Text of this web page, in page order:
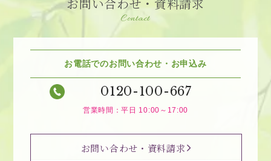
Contact
お電話でのお問い合わせ・お申込み
0120-100-667
営業時間：平日 10:00～17:00
お問い合わせ・資料請求